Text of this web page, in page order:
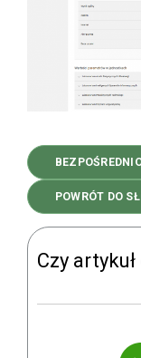
POWRÓT DO
Czy